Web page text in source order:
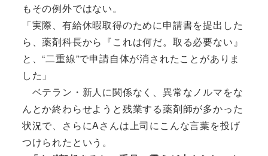
もその例外ではない。
「実際、有給休暇取得のために申請書を提出した
ら、薬剤科長から『これは何だ。取る必要ない』
と、“二重線”で申請自体が消されたことがありま
した」
ベテラン・新人に関係なく、異常なノルマをな
んとか終わらせようと残業する薬剤師が多かった
状況で、さらにAさんは上司にこんな言葉を投げ
つけられたという。